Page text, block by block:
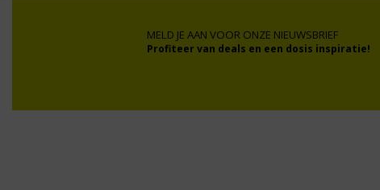
MELD JE AAN VOOR ONZE NIEUWSBRIEF
Profiteer van deals en een dosis inspiratie!